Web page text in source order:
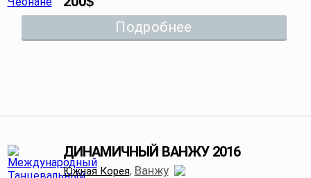
Подробнее
ДИНАМИЧНЫЙ ВАНЖУ 2016
Южная Корея, Ванжу